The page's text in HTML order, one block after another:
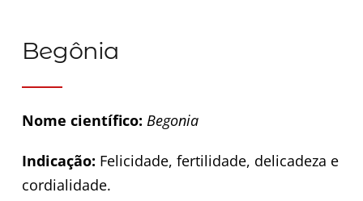
Begônia
Nome científico: Begonia
Indicação: Felicidade, fertilidade, delicadeza e
cordialidade.